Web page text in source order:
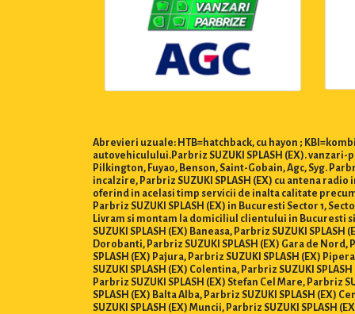
Abrevieri uzuale: HTB=hatchback, cu hayon ;
autovehiculului.Parbriz SUZUKI SPLASH (EX).
Pilkington, Fuyao, Benson, Saint-Gobain, Agc, Syg.
incalzire, Parbriz SUZUKI SPLASH (EX) cu antena
oferind in acelasi timp servicii de inalta calitate
Parbriz SUZUKI SPLASH (EX) in Bucuresti Sector 1,
Livram si montam la domiciliul clientului in Bucuresti si
SUZUKI SPLASH (EX) Baneasa, Parbriz SUZUKI
Dorobanti, Parbriz SUZUKI SPLASH (EX) Gara de Nord,
SPLASH (EX) Pajura, Parbriz SUZUKI SPLASH (EX)
SUZUKI SPLASH (EX) Colentina, Parbriz SUZUKI
Parbriz SUZUKI SPLASH (EX) Stefan Cel Mare, Parbriz
SPLASH (EX) Balta Alba, Parbriz SUZUKI SPLASH (EX)
SUZUKI SPLASH (EX) Muncii, Parbriz SUZUKI SPLASH